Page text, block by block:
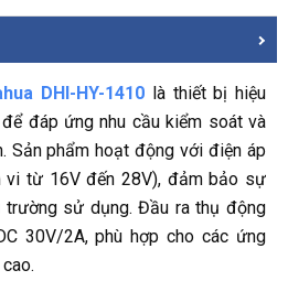
DHI-HY-1410 là thiết bị hiệu
đáp ứng nhu cầu kiểm soát và
Sản phẩm hoạt động với điện áp
vi từ 16V đến 28V), đảm bảo sự
trường sử dụng. Đầu ra thụ động
30V/2A, phù hợp cho các ứng